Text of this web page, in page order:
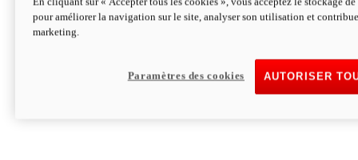
Hypermotard V2 SP 100
Découvrez-le
pour améliorer la navigation sur le site, analyser son utilisation et
marketing.
AUTORISER
Paramètres des cookies